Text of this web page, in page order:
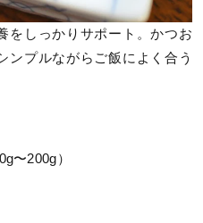
をしっかりサポート。かつお
ンプルながらご飯によく合う
〜200g）